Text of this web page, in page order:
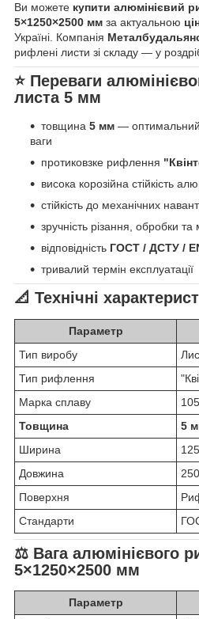
Ви можете купити алюмінієвий
5×1250×2500 мм за актуальною
Україні. Компанія
рифлені листи зі складу — у
⭐ Переваги
листа 5 мм
товщина 5 мм — оптимальний
ваги
протиковзке рифлення
висока корозійна стійкість
стійкість до механічних
зручність різання, обробки
відповідність ГОСТ / ДСТУ /
тривалий термін експлуатації
📐 Технічні
Параметр
Тип виробу
Тип рифлення
Марка сплаву
Товщина
5
Ширина
Довжина
Поверхня
Стандарти
⚖️ Вага алюмінієвого
5×1250×2500 мм
Параметр